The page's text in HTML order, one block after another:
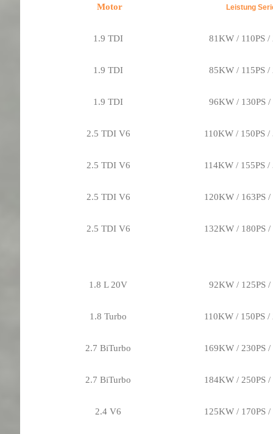
Motor Leistung
1.9 TDI 81KW / 110PS /
1.9 TDI 85KW / 115PS /
1.9 TDI 96KW / 130PS
2.5 TDI V6 110KW / 150PS
2.5 TDI V6 114KW / 155PS
2.5 TDI V6 120KW / 163PS
2.5 TDI V6 132KW / 180PS
1.8 L 20V 92KW / 125PS
1.8 Turbo 110KW / 150PS
2.7 BiTurbo 169KW / 230PS
2.7 BiTurbo 184KW / 250PS
2.4 V6 125KW / 170PS